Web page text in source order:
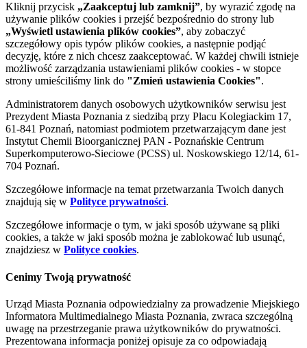
Kliknij przycisk „Zaakceptuj lub zamknij”, by wyrazić zgodę na
używanie plików cookies i przejść bezpośrednio do strony lub
„Wyświetl ustawienia plików cookies”, aby zobaczyć
szczegółowy opis typów plików cookies, a następnie podjąć
decyzję, które z nich chcesz zaakceptować. W każdej chwili istnieje
możliwość zarządzania ustawieniami plików cookies - w stopce
strony umieściliśmy link do "Zmień ustawienia Cookies".
Administratorem danych osobowych użytkowników serwisu jest
Prezydent Miasta Poznania z siedzibą przy Placu Kolegiackim 17,
61-841 Poznań, natomiast podmiotem przetwarzającym dane jest
Instytut Chemii Bioorganicznej PAN - Poznańskie Centrum
Superkomputerowo-Sieciowe (PCSS) ul. Noskowskiego 12/14, 61-
704 Poznań.
Szczegółowe informacje na temat przetwarzania Twoich danych
znajdują się w Polityce prywatności.
Szczegółowe informacje o tym, w jaki sposób używane są pliki
cookies, a także w jaki sposób można je zablokować lub usunąć,
znajdziesz w Polityce cookies.
Cenimy Twoją prywatność
Urząd Miasta Poznania odpowiedzialny za prowadzenie Miejskiego
Informatora Multimedialnego Miasta Poznania, zwraca szczególną
uwagę na przestrzeganie prawa użytkowników do prywatności.
Prezentowana informacja poniżej opisuje za co odpowiadają